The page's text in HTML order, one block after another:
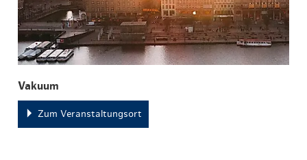
Vakuum
Zum Veranstaltungsort